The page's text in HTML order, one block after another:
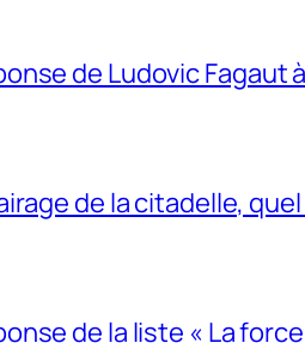
de Ludovic Fagaut
de la citadelle,
de la liste « La